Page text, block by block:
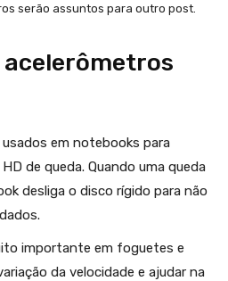
serão assuntos para outro post.
acelerômetros
em notebooks para
de queda. Quando uma queda
desliga o disco rígido para não
importante em foguetes e
da velocidade e ajudar na